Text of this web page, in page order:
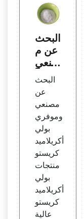
البحث
عن م
صنعي
بولي أ
كريلام
يد كري
ستو
البحث
عن
مصنعي
وموفري
بولي
أكريلاميد
كريستو
منتجات
بولي
أكريلاميد
كريستو
عالية